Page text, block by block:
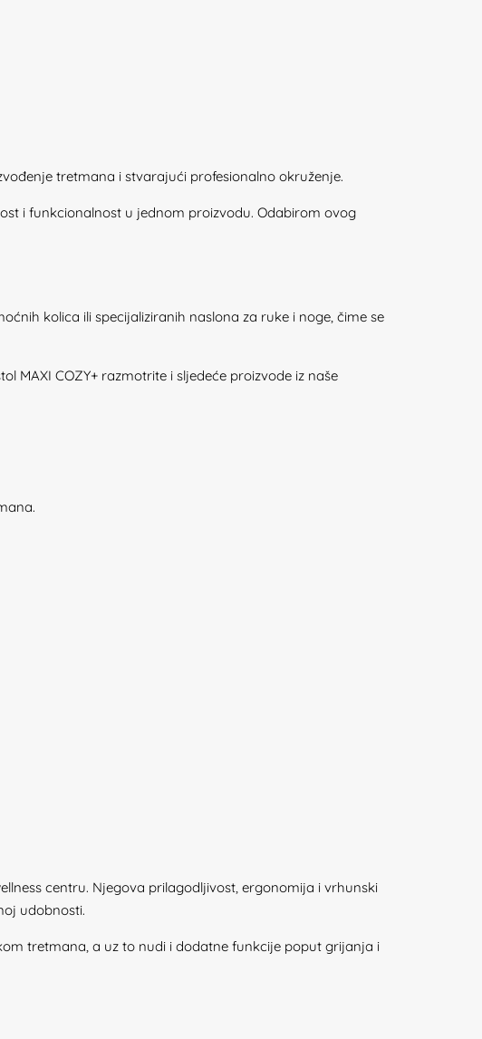
tretmana i stvarajući profesionalno okruženje.
i funkcionalnost u jednom proizvodu. Odabirom ovog
kolica ili specijaliziranih naslona za ruke i noge, čime se
MAXI COZY+ razmotrite i sljedeće proizvode iz naše
centru. Njegova prilagodljivost, ergonomija i vrhunski
udobnosti.
tretmana, a uz to nudi i dodatne funkcije poput grijanja i